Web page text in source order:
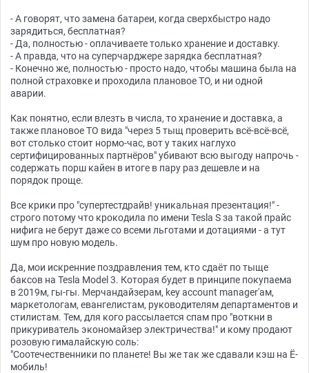
- А говорят, что замена батареи, когда сверхбыстро надо
зарядиться, бесплатная?
- Да, полностью - оплачиваете только хранение и доставку.
- А правда, что на суперчарджере зарядка бесплатная?
- Конечно же, полностью - просто надо, чтобы машина была на
полной страховке и проходила плановое ТО, и ни одной
аварии.
Как понятно, если влезть в числа, то хранение и доставка, а
также плановое ТО вида "через 5 тыщ проверить всё-всё-всё,
вот столько стоит нормо-час, вот у таких наглухо
сертифицированных партнёров" убивают всю выгоду напрочь -
содержать порш кайен в итоге в пару раз дешевле и на
порядок проще.
Все крики про "супертестдрайв! уникальная презентация!" -
строго потому что крокодила по имени Tesla S за такой прайс
нифига не берут даже со всеми льготами и дотациями - а тут
шум про новую модель.
Да, мои искренние поздравления тем, кто сдаёт по тыще
баксов на Tesla Model 3. Которая будет в принципе покупаема
в 2019м, гы-гы. Мерчандайзерам, key account manager'ам,
маркетологам, евангелистам, руководителям департаментов и
стилистам. Тем, для кого рассылается спам про "воткни в
прикуриватель экономайзер электричества!" и кому продают
розовую гималайскую соль:
"Соотечественники по планете! Вы же так же сдавали кэш на Ё-
мобиль!